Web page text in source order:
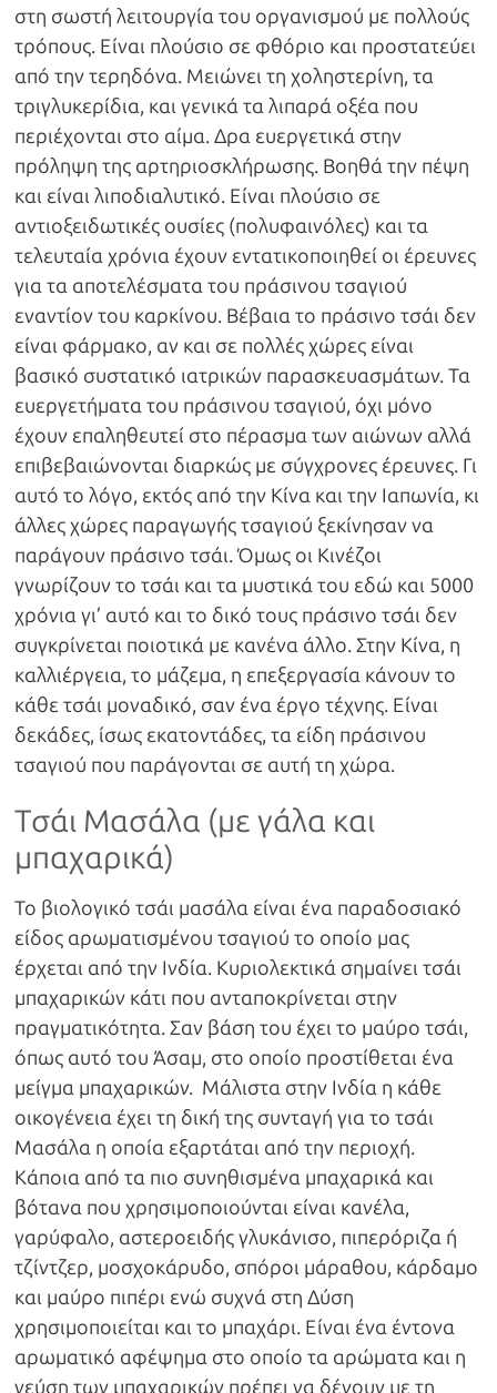
στη σωστή λειτουργία του οργανισμού με πολλούς
τρόπους. Είναι πλούσιο σε φθόριο και προστατεύει
από την τερηδόνα. Μειώνει τη χοληστερίνη, τα
τριγλυκερίδια, και γενικά τα λιπαρά οξέα που
περιέχονται στο αίμα. Δρα ευεργετικά στην
πρόληψη της αρτηριοσκλήρωσης. Βοηθά την πέψη
και είναι λιποδιαλυτικό. Είναι πλούσιο σε
αντιοξειδωτικές ουσίες (πολυφαινόλες) και τα
τελευταία χρόνια έχουν εντατικοποιηθεί οι έρευνες
για τα αποτελέσματα του πράσινου τσαγιού
εναντίον του καρκίνου. Βέβαια το πράσινο τσάι δεν
είναι φάρμακο, αν και σε πολλές χώρες είναι
βασικό συστατικό ιατρικών παρασκευασμάτων. Τα
ευεργετήματα του πράσινου τσαγιού, όχι μόνο
έχουν επαληθευτεί στο πέρασμα των αιώνων αλλά
επιβεβαιώνονται διαρκώς με σύγχρονες έρευνες. Γι
αυτό το λόγο, εκτός από την Κίνα και την Ιαπωνία, κι
άλλες χώρες παραγωγής τσαγιού ξεκίνησαν να
παράγουν πράσινο τσάι. Όμως οι Κινέζοι
γνωρίζουν το τσάι και τα μυστικά του εδώ και 5000
χρόνια γι’ αυτό και το δικό τους πράσινο τσάι δεν
συγκρίνεται ποιοτικά με κανένα άλλο. Στην Κίνα, η
καλλιέργεια, το μάζεμα, η επεξεργασία κάνουν το
κάθε τσάι μοναδικό, σαν ένα έργο τέχνης. Είναι
δεκάδες, ίσως εκατοντάδες, τα είδη πράσινου
τσαγιού που παράγονται σε αυτή τη χώρα.
Τσάι Μασάλα (με γάλα και
μπαχαρικά)
Το βιολογικό τσάι μασάλα είναι ένα παραδοσιακό
είδος αρωματισμένου τσαγιού το οποίο μας
έρχεται από την Ινδία. Κυριολεκτικά σημαίνει τσάι
μπαχαρικών κάτι που ανταποκρίνεται στην
πραγματικότητα. Σαν βάση του έχει το μαύρο τσάι,
όπως αυτό του Άσαμ, στο οποίο προστίθεται ένα
μείγμα μπαχαρικών. Μάλιστα στην Ινδία η κάθε
οικογένεια έχει τη δική της συνταγή για το τσάι
Μασάλα η οποία εξαρτάται από την περιοχή.
Κάποια από τα πιο συνηθισμένα μπαχαρικά και
βότανα που χρησιμοποιούνται είναι κανέλα,
γαρύφαλο, αστεροειδής γλυκάνισο, πιπερόριζα ή
τζίντζερ, μοσχοκάρυδο, σπόροι μάραθου, κάρδαμο
και μαύρο πιπέρι ενώ συχνά στη Δύση
χρησιμοποιείται και το μπαχάρι. Είναι ένα έντονα
αρωματικό αφέψημα στο οποίο τα αρώματα και η
γεύση των μπαχαρικών πρέπει να δένουν με τη